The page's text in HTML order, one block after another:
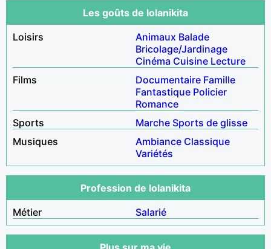
Les goûts de lolanikita
Loisirs
Animaux Balade
Bricolage/Jardinage
Cinéma Cuisine Lecture
Films
Documentaire Famille
Fantastique Policier
Romance
Sports
Marche Sports de glisse
Musiques
Ambiance Classique
Variétés
Profession de lolanikita
Métier
Salarié